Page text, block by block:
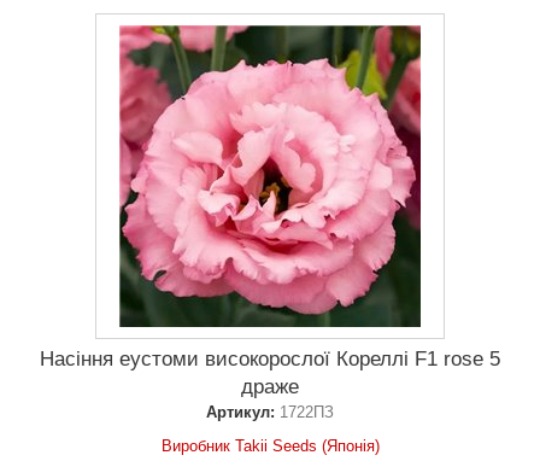
Насіння еустоми високорослої Кореллі F1 rose 5
драже
Артикул: 1722ПЗ
Виробник Takii Seeds (Японія)